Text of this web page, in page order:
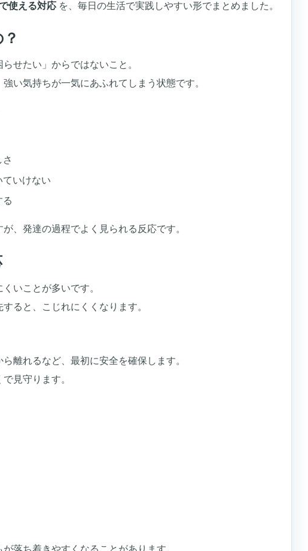
使える対応 を、毎日の生活で実践しやすい形でまとめました。
せたい」からではないこと。
い気持ちが一気にあふれてしまう状態です。
いけない
る
、発達の過程でよく見られる反応です。
いことが多いです。
ると、こじれにくくなります。
離れるなど、最初に安全を確保します。
見守ります。
落ち着きやすくなることがあります。